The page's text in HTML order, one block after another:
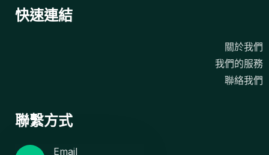
快速連結
關於我們
我們的服務
聯絡我們
聯繫方式
Email